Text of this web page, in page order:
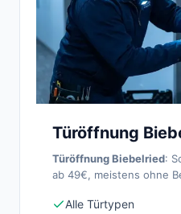
Türöffnung
Türöffnung Biebelried:
ab 49€, meistens ohne
Alle Türtypen